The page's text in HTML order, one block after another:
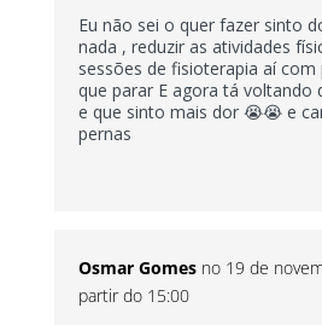
Eu não sei o quer fazer sinto
nada , reduzir as atividades
sessões de fisioterapia aí com
que parar E agora tá voltando
e que sinto mais dor 😭😭 e
pernas
Osmar Gomes no 19 de
partir do 15:00